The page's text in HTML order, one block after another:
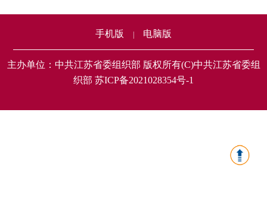
手机版 电脑版
主办单位：中共江苏省委组织部 版权所有(C)中共江苏省委组
织部 苏ICP备2021028354号-1